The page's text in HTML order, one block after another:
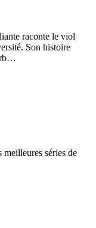
raconte le viol
Son histoire
…
meilleures séries de